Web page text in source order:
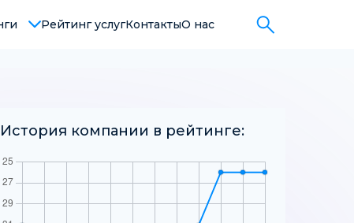
Рейтинг услугКонтактыО нас Поиск:
История компании в рейтинге: